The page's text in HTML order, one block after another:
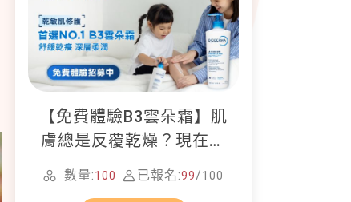
【免費體驗B3雲朵霜】肌
膚總是反覆乾燥？現在就
加入貝膚黛瑪修護體驗計
畫！
數量:100 已報名:99/100